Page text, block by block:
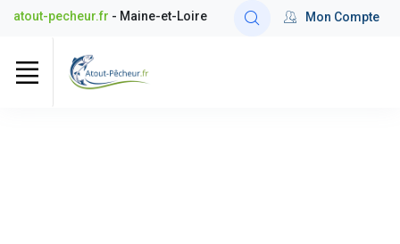
atout-pecheur.fr - Maine-et-Loire Mon Compte